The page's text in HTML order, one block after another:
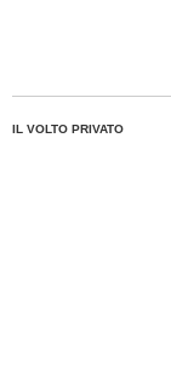
IL VOLTO PRIVATO